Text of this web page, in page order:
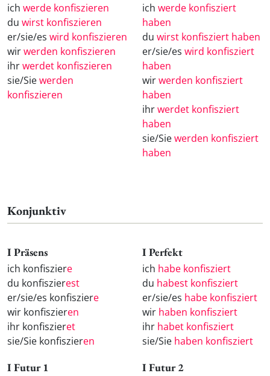
ich werde konfiszieren
du wirst konfiszieren
er/sie/es wird konfiszieren
wirwerden konfiszieren
ihrwerdet konfiszieren
sie/Siewerden
konfiszieren
ich werde konfisziert
haben
du wirst konfisziert haben
er/sie/es wird konfisziert
haben
wirwerden konfisziert
haben
ihrwerdet konfisziert
haben
sie/Siewerden konfisziert
haben
Konjunktiv
I Präsens
ich konfisziere
du konfiszierest
er/sie/es konfisziere
wir konfiszieren
ihr konfiszieret
sie/Sie konfiszieren
I Perfekt
ich habe konfisziert
du habest konfisziert
er/sie/es habe konfisziert
wir haben konfisziert
ihr habet konfisziert
sie/Sie haben konfisziert
I Futur 1 I Futur 2